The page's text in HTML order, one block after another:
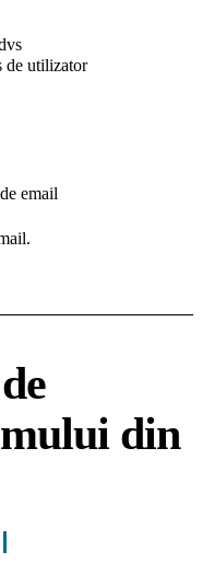
de utilizator
email
din